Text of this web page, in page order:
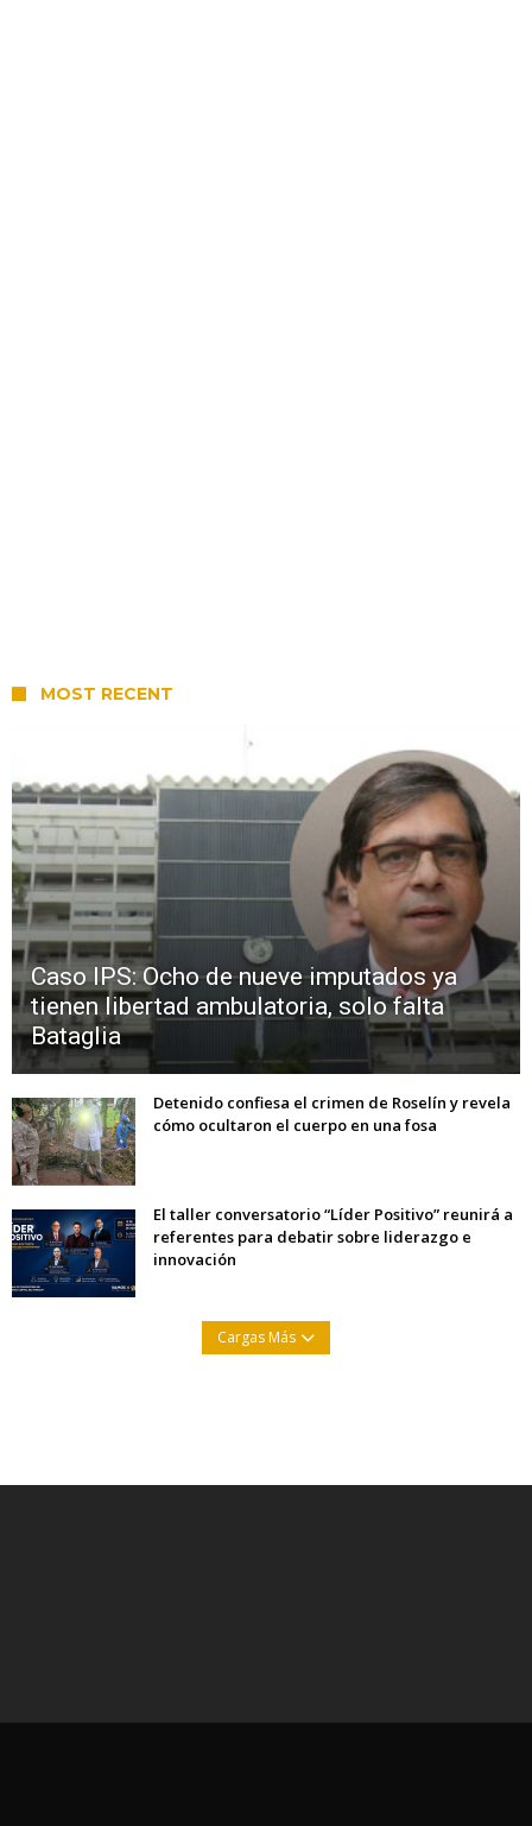
MOST RECENT
Caso IPS: Ocho de nueve imputados ya
tienen libertad ambulatoria, solo falta
Bataglia
Detenido confiesa el crimen de Roselín y revela
cómo ocultaron el cuerpo en una fosa
El taller conversatorio “Líder Positivo” reunirá a
referentes para debatir sobre liderazgo e
innovación
Cargas Más